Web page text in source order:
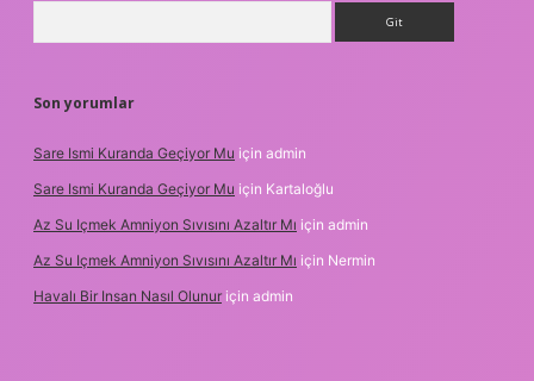
Son yorumlar
Sare Ismi Kuranda Geçiyor Mu için admin
Sare Ismi Kuranda Geçiyor Mu için Kartaloğlu
Az Su Içmek Amniyon Sıvısını Azaltır Mı için admin
Az Su Içmek Amniyon Sıvısını Azaltır Mı için Nermin
Havalı Bir Insan Nasıl Olunur için admin